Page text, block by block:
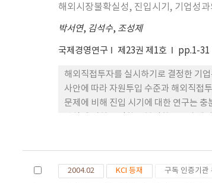
해외시장불확실성, 진입시기, 기업성
박서연, 김석수, 조성제
국제경영연구 제23권 제1호 pp.1-31
해외직접투자를 실시하기로 결정한 기
사안에 따라 자원투입 수준과 해외직접
문제에 비해 진입 시기에 대한 연구는
기와 진입방식에 미치는 효과를 실증적
위해 중재회귀분석을 실시하였다. 분석
2004.02 KCI 등재 구독 인증기관